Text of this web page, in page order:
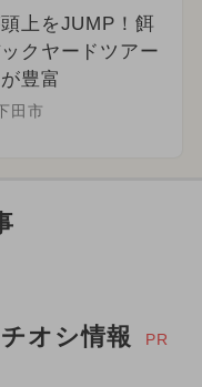
上をJUMP！餌
クヤードツアー
豊富
田市
オシ情報 PR